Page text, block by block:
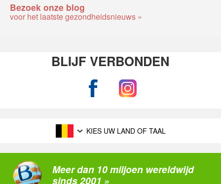
Bezoek onze blog
voor het laatste gezondheidsnieuws »
BLIJF VERBONDEN
KIES UW LAND OF TAAL
Meer dan 10 miljoen wereldwijd
sinds 2001 »